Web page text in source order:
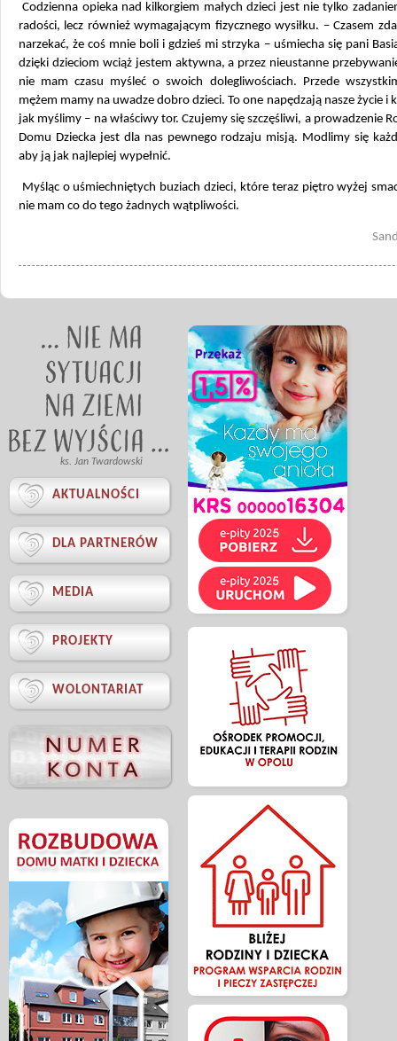
Codzienna opieka nad kilkorgiem małych dzieci jest nie tylko
radości, lecz również wymagającym fizycznego wysiłku. – Czasem
narzekać, że coś mnie boli i gdzieś mi strzyka – uśmiecha się pani
dzięki dzieciom wciąż jestem aktywna, a przez nieustanne
nie mam czasu myśleć o swoich dolegliwościach. Przede
mężem mamy na uwadze dobro dzieci. To one napędzają nasze życie i
jak myślimy – na właściwy tor. Czujemy się szczęśliwi, a prowadzenie
Domu Dziecka jest dla nas pewnego rodzaju misją. Modlimy się
aby ją jak najlepiej wypełnić.
Myśląc o uśmiechniętych buziach dzieci, które teraz piętro wyżej
nie mam co do tego żadnych wątpliwości.
ks. Jan Twardowski
 AKTUALNOŚCI
 DLA PARTNERÓW
 MEDIA
 PROJEKTY
 WOLONTARIAT